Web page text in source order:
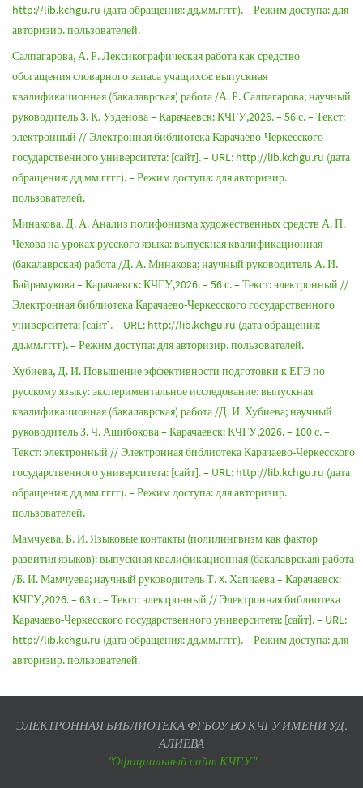
http://lib.kchgu.ru (дата обращения: дд.мм.гггг). – Режим доступа: для
авторизир. пользователей.
Салпагарова, А. Р. Лексикографическая работа как средство
обогащения словарного запаса учащихся: выпускная
квалификационная (бакалаврская) работа /А. Р. Салпагарова; научный
руководитель 3. К. Узденова – Карачаевск: КЧГУ,2026. – 56 с. – Текст:
электронный // Электронная библиотека Карачаево-Черкесского
государственного университета: [сайт]. – URL: http://lib.kchgu.ru (дата
обращения: дд.мм.гггг). – Режим доступа: для авторизир.
пользователей.
Минакова, Д. А. Анализ полифонизма художественных средств А. П.
Чехова на уроках русского языка: выпускная квалификационная
(бакалаврская) работа /Д. А. Минакова; научный руководитель А. И.
Байрамукова – Карачаевск: КЧГУ,2026. – 56 с. – Текст: электронный //
Электронная библиотека Карачаево-Черкесского государственного
университета: [сайт]. – URL: http://lib.kchgu.ru (дата обращения:
дд.мм.гггг). – Режим доступа: для авторизир. пользователей.
Хубиева, Д. И. Повышение эффективности подготовки к ЕГЭ по
русскому языку: экспериментальное исследование: выпускная
квалификационная (бакалаврская) работа /Д. И. Хубиева; научный
руководитель З. Ч. Ашибокова – Карачаевск: КЧГУ,2026. – 100 с. –
Текст: электронный // Электронная библиотека Карачаево-Черкесского
государственного университета: [сайт]. – URL: http://lib.kchgu.ru (дата
обращения: дд.мм.гггг). – Режим доступа: для авторизир.
пользователей.
Мамчуева, Б. И. Языковые контакты (полилингвизм как фактор
развития языков): выпускная квалификационная (бакалаврская) работа
/Б. И. Мамчуева; научный руководитель Т. X. Хапчаева – Карачаевск:
КЧГУ,2026. – 63 с. – Текст: электронный // Электронная библиотека
Карачаево-Черкесского государственного университета: [сайт]. – URL:
http://lib.kchgu.ru (дата обращения: дд.мм.гггг). – Режим доступа: для
авторизир. пользователей.
ЭЛЕКТРОННАЯ БИБЛИОТЕКА ФГБОУ ВО КЧГУ ИМЕНИ УД.
АЛИЕВА
"Официальный сайт КЧГУ"